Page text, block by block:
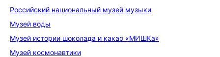
Российский национальный музей музыки
Музей воды
Музей истории шоколада и какао «МИШКа»
Музей космонавтики